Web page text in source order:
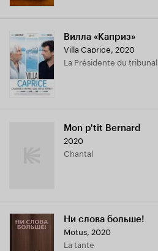
Вилла «Каприз»
Villa Caprice, 2020
La Présidente du tribunal
Mon p'tit Bernard
2020
Chantal
Ни слова больше!
Motus, 2020
La tante